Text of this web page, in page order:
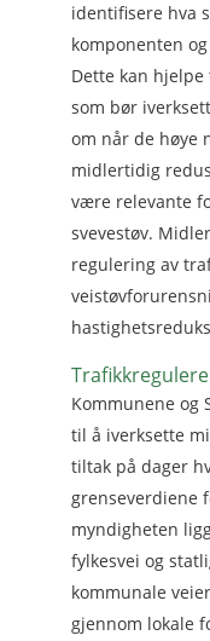
identifisere hva
komponenten
Dette kan
som bør
om når de høye
midlertidig
være relevante
svevestøv.
regulering av
Kommunene og
til å iverksette
tiltak på dager
grenseverdiene
myndigheten
fylkesvei og
kommunale
gjennom lokale